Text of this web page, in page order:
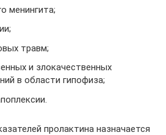
менингита;
травм;
и злокачественных
в области гипофиза;
пролактина назначается